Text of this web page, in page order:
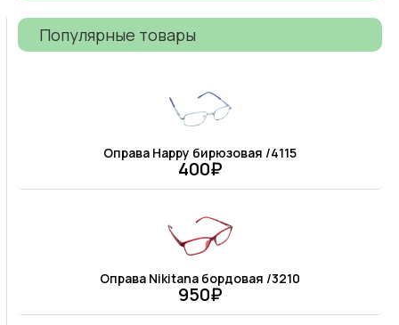
Популярные товары
Оправа Happy бирюзовая /4115
400₽
Оправа Nikitana бордовая /3210
950₽